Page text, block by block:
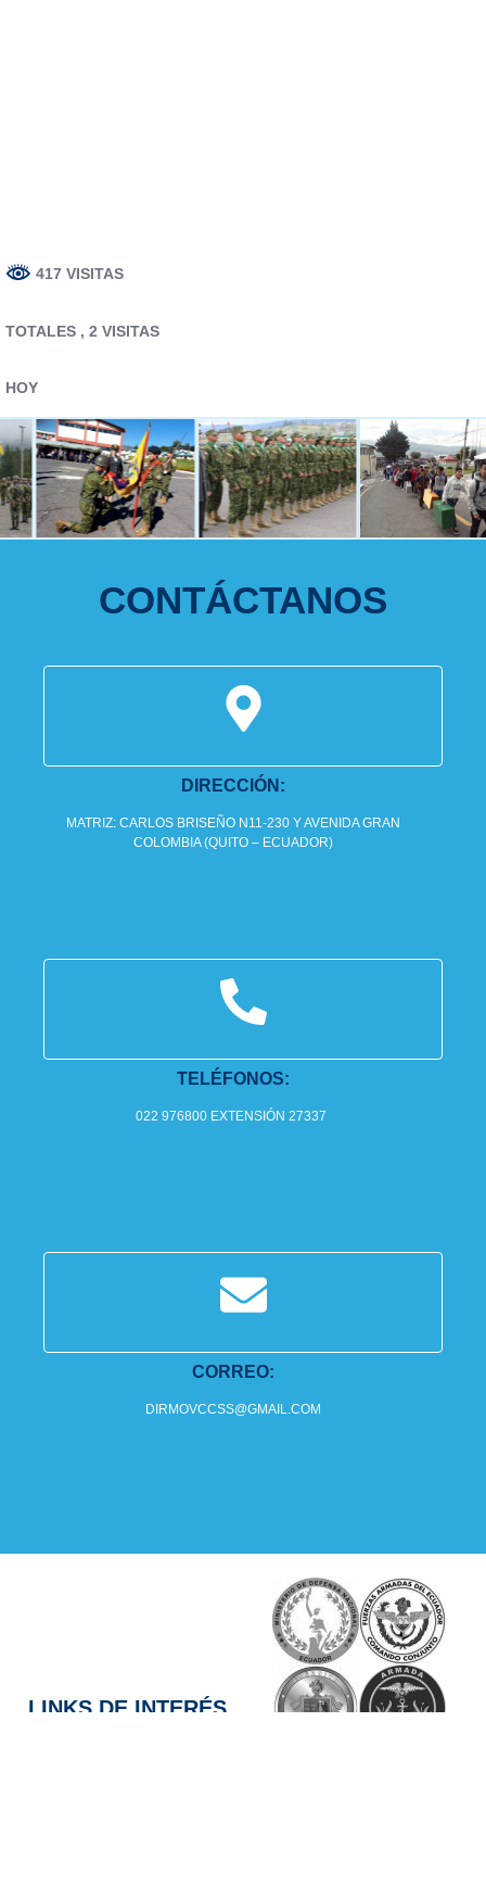
417 VISITAS
TOTALES , 2 VISITAS
HOY
CONTÁCTANOS
DIRECCIÓN:
MATRIZ: CARLOS BRISEÑO N11-230 Y AVENIDA GRAN
COLOMBIA (QUITO – ECUADOR)
TELÉFONOS:
022 976800 EXTENSIÓN 27337
CORREO:
DIRMOVCCSS@GMAIL.COM
LINKS DE INTERÉS